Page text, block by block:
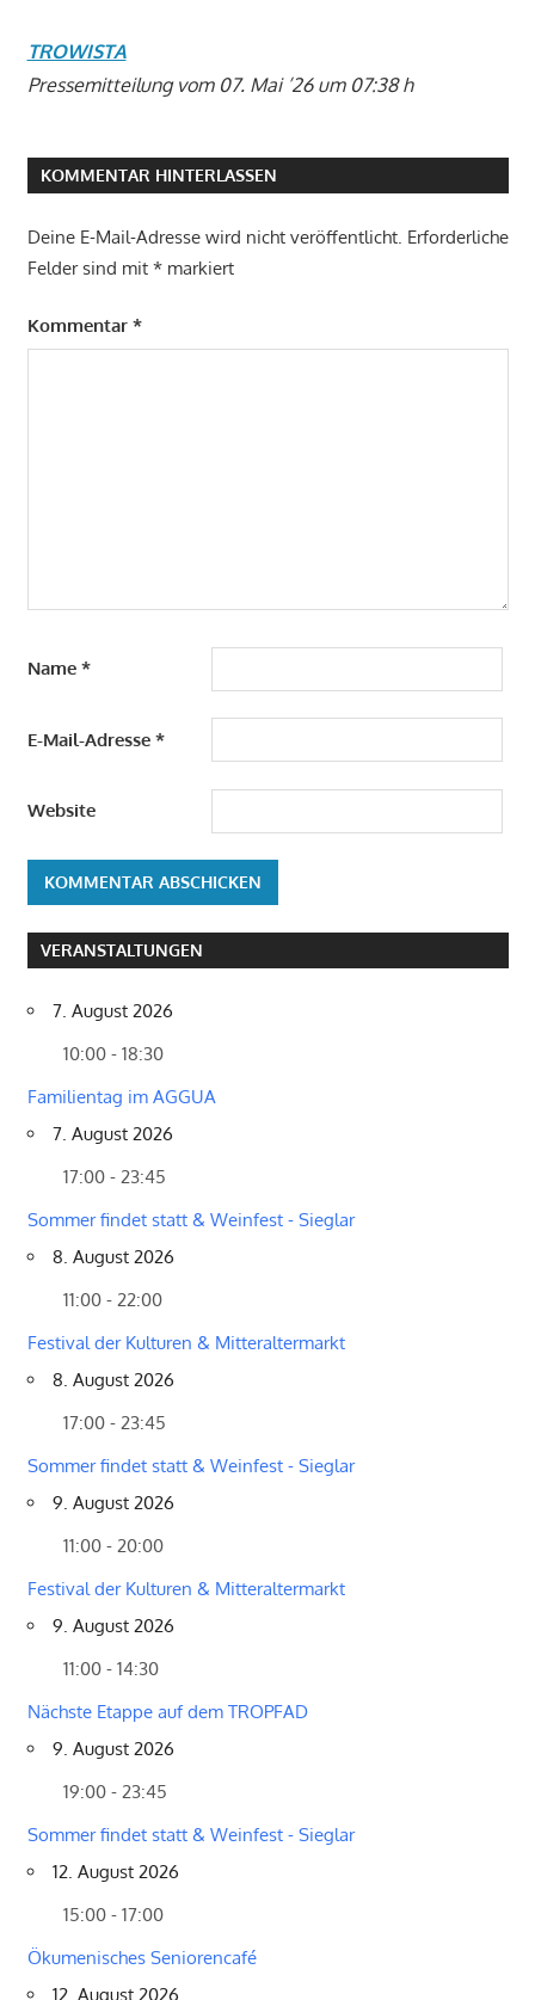
TROWISTA
Pressemitteilung vom 07. Mai ’26 um 07:38 h
KOMMENTAR HINTERLASSEN
Deine E-Mail-Adresse wird nicht veröffentlicht. Erforderliche
Felder sind mit *markiert
Kommentar *
Name *
E-Mail-Adresse *
Website
VERANSTALTUNGEN
7. August 2026
10:00 - 18:30
Familientag im AGGUA
7. August 2026
17:00 - 23:45
Sommer findet statt & Weinfest - Sieglar
8. August 2026
11:00 - 22:00
Festival der Kulturen & Mitteraltermarkt
8. August 2026
17:00 - 23:45
Sommer findet statt & Weinfest - Sieglar
9. August 2026
11:00 - 20:00
Festival der Kulturen & Mitteraltermarkt
9. August 2026
11:00 - 14:30
Nächste Etappe auf dem TROPFAD
9. August 2026
19:00 - 23:45
Sommer findet statt & Weinfest - Sieglar
12. August 2026
15:00 - 17:00
Ökumenisches Seniorencafé
12. August 2026